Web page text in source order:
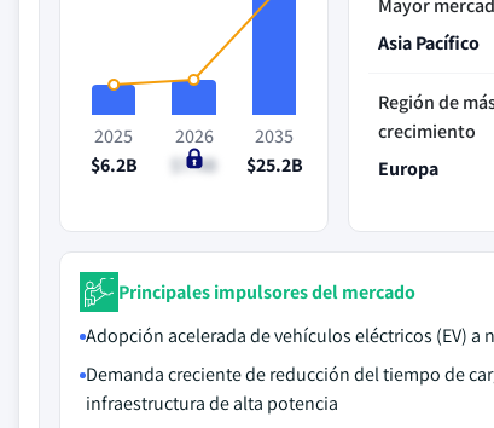
2025
$6.2B
2026
$7.4B
2035
$25.2B
Mayor
Asia Pacífico
Región de
crecimiento
Europa
Principales impulsores del mercado
Adopción acelerada de vehículos eléctricos (EV) a
Demanda creciente de reducción del tiempo de
infraestructura de alta potencia